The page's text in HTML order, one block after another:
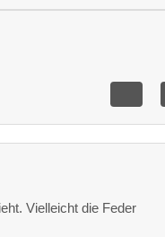
Vielleicht die Feder